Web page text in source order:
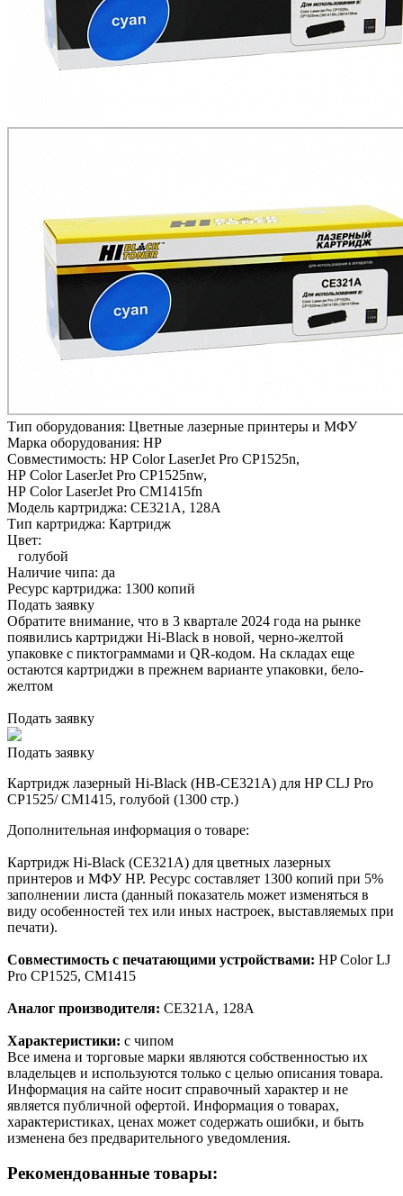
Тип оборудования: Цветные лазерные принтеры и МФУ
Марка оборудования: HP
Совместимость: HP Color LaserJet Pro CP1525n,
HP Color LaserJet Pro CP1525nw,
HP Color LaserJet Pro CM1415fn
Модель картриджа: CE321A, 128A
Тип картриджа: Картридж
Цвет:
голубой
Наличие чипа: да
Ресурс картриджа: 1300 копий
Подать заявку
Обратите внимание, что в 3 квартале 2024 года на рынке
появились картриджи Hi-Black в новой, черно-желтой
упаковке с пиктограммами и QR-кодом. На складах еще
остаются картриджи в прежнем варианте упаковки, бело-
желтом
Подать заявку
Подать заявку
Картридж лазерный Hi-Black (HB-CE321A) для HP CLJ Pro
CP1525/ CM1415, голубой (1300 стр.)
Дополнительная информация о товаре:
Картридж Hi-Black (CE321A) для цветных лазерных
принтеров и МФУ HP. Ресурс составляет 1300 копий при 5%
заполнении листа (данный показатель может изменяться в
виду особенностей тех или иных настроек, выставляемых при
печати).
Совместимость с печатающими устройствами: HP Color LJ
Pro CP1525, CM1415
Аналог производителя: CE321A, 128A
Характеристики: с чипом
Все имена и торговые марки являются собственностью их
владельцев и используются только с целью описания товара.
Информация на сайте носит справочный характер и не
является публичной офертой. Информация о товарах,
характеристиках, ценах может содержать ошибки, и быть
изменена без предварительного уведомления.
Рекомендованные товары: